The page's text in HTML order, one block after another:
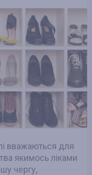
вважаються для
якимось ліками
чергу,